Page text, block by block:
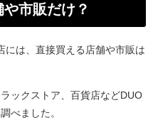
市販だけ？
には、直接買える店舗や市販は
ックストア、百貨店などDUO
べました。